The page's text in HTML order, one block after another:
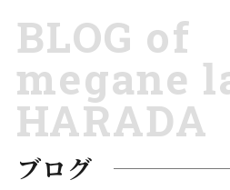
BLOG of
megane
HARADA
ブログ